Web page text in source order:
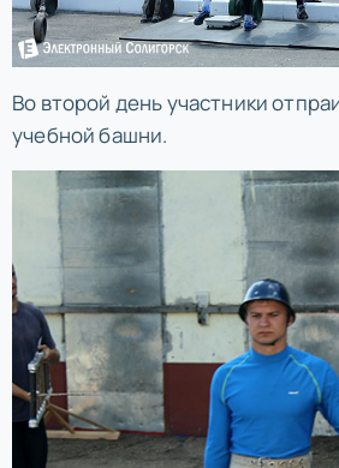
Во второй день участники
учебной башни.